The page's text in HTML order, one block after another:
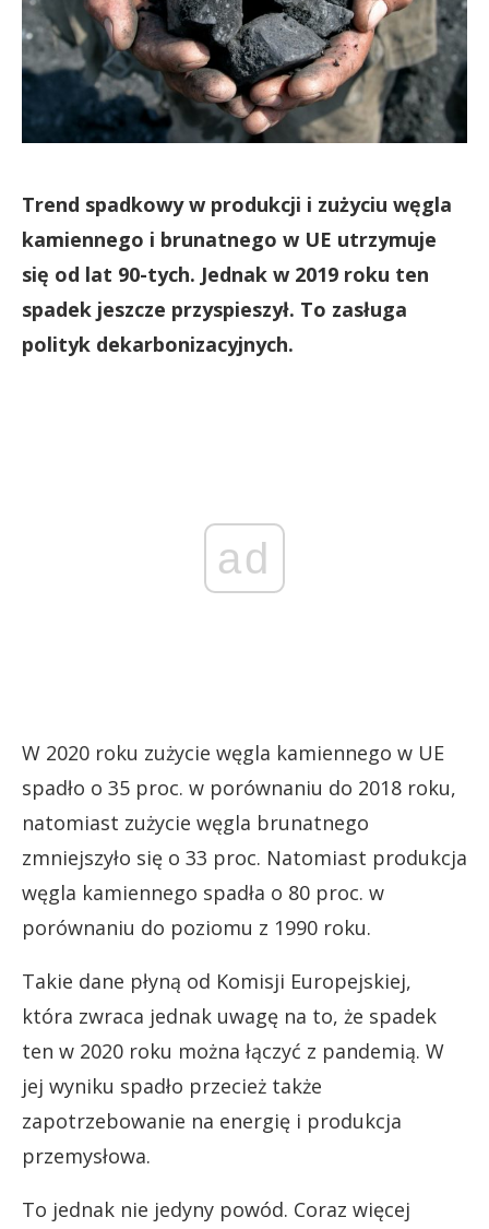
Trend spadkowy w produkcji i zużyciu węgla
kamiennego i brunatnego w UE utrzymuje
się od lat 90-tych. Jednak w 2019 roku ten
spadek jeszcze przyspieszył. To zasługa
polityk dekarbonizacyjnych.
ad
W 2020 roku zużycie węgla kamiennego w UE
spadło o 35 proc. w porównaniu do 2018 roku,
natomiast zużycie węgla brunatnego
zmniejszyło się o 33 proc. Natomiast produkcja
węgla kamiennego spadła o 80 proc. w
porównaniu do poziomu z 1990 roku.
Takie dane płyną od Komisji Europejskiej,
która zwraca jednak uwagę na to, że spadek
ten w 2020 roku można łączyć z pandemią. W
jej wyniku spadło przecież także
zapotrzebowanie na energię i produkcja
przemysłowa.
To jednak nie jedyny powód. Coraz więcej